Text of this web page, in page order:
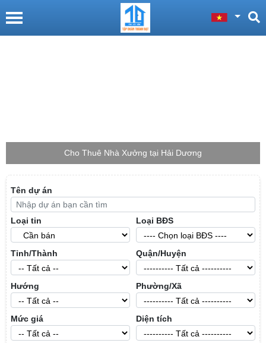
Cho Thuê Nhà Xưởng tại Hải Dương
Tên dự án
Loại tin Loại BĐS
Tỉnh/Thành Quận/Huyện
Hướng Phường/Xã
Mức giá Diện tích